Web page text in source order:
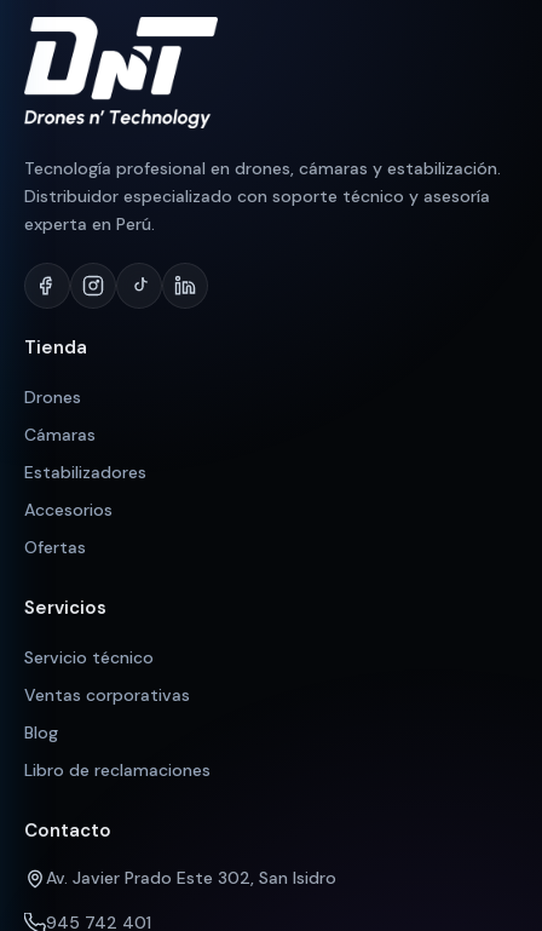
Tecnología profesional en drones, cámaras y estabilización.
Distribuidor especializado con soporte técnico y asesoría
experta en Perú.
Tienda
Drones
Cámaras
Estabilizadores
Accesorios
Ofertas
Servicios
Servicio técnico
Ventas corporativas
Blog
Libro de reclamaciones
Contacto
Av. Javier Prado Este 302, San Isidro
945 742 401